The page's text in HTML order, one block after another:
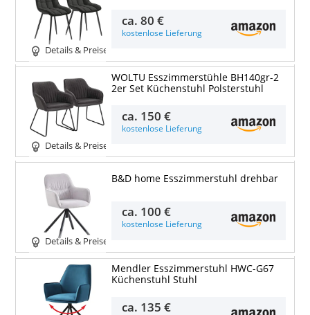
Details & Preise
ca.80 €
kostenlose Lieferung
Details & Preise
WOLTU Esszimmerstühle BH140gr-2
2er Set Küchenstuhl Polsterstuhl
ca. 150 €
kostenlose Lieferung
Details & Preise
B&D home Esszimmerstuhl drehbar
ca. 100 €
kostenlose Lieferung
Mendler Esszimmerstuhl HWC-G67
Küchenstuhl Stuhl
ca. 135 €